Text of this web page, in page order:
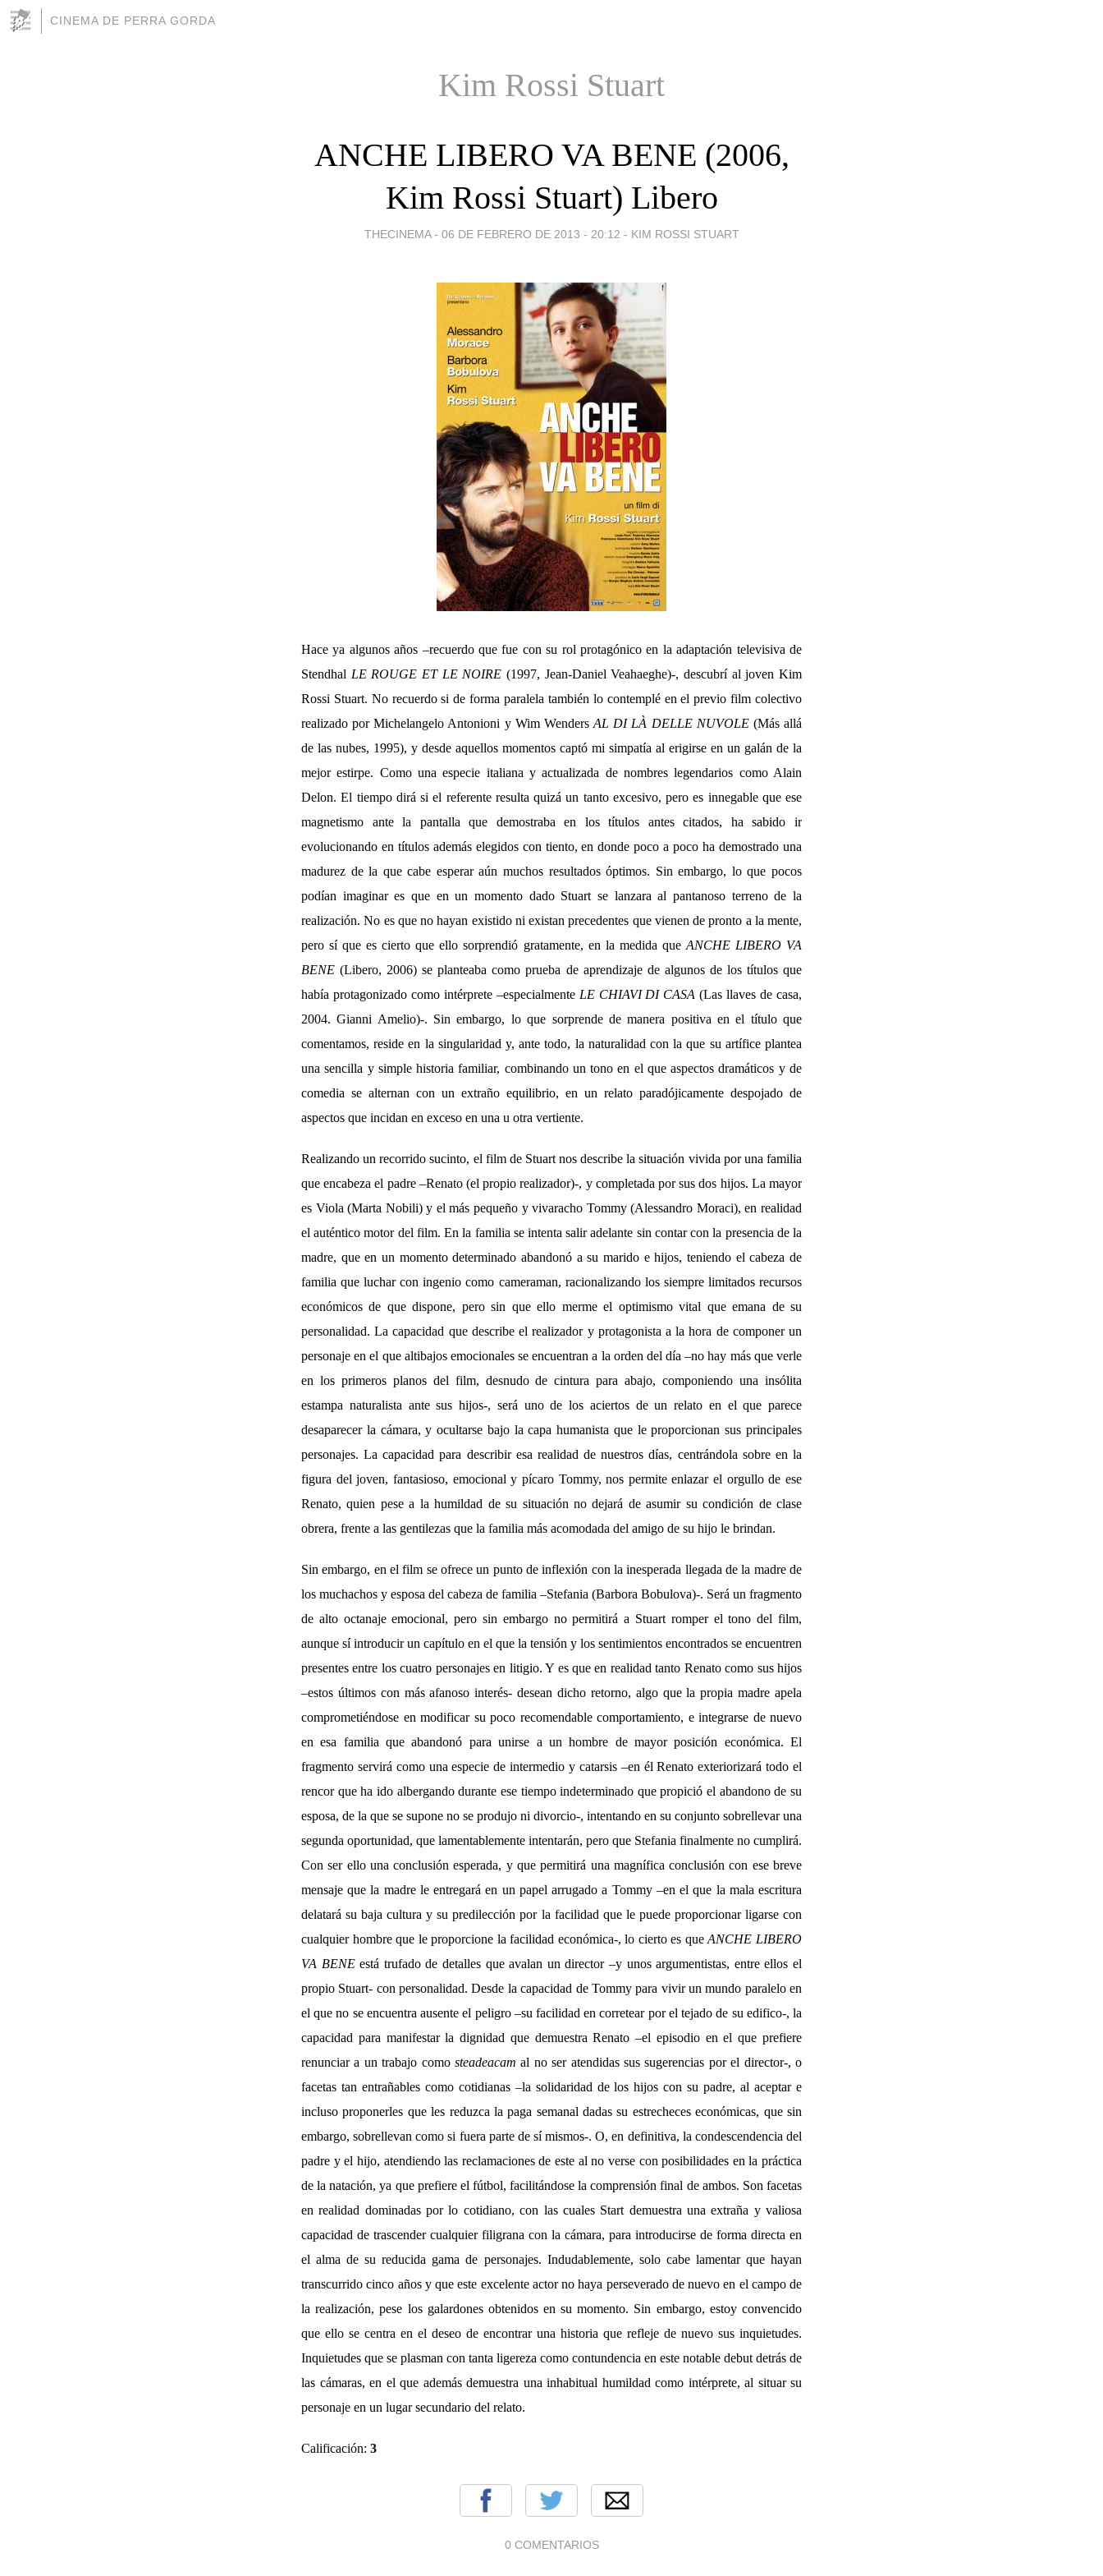
CINEMA DE PERRA GORDA
Kim Rossi Stuart
ANCHE LIBERO VA BENE (2006,
Kim Rossi Stuart) Libero
THECINEMA - 06 DE FEBRERO DE 2013 - 20:12 - KIM ROSSI STUART
Hace ya algunos años –recuerdo que fue con su rol protagónico en la adaptación televisiva de
Stendhal LE ROUGE ET LE NOIRE (1997, Jean-Daniel Veahaeghe)-, descubrí al joven Kim
Rossi Stuart. No recuerdo si de forma paralela también lo contemplé en el previo film colectivo
realizado por Michelangelo Antonioni y Wim WendersAL DI LÀ DELLE NUVOLE(Más allá
de las nubes, 1995), y desde aquellos momentos captó mi simpatía al erigirse en un galán de la
mejor estirpe. Como una especie italiana y actualizada de nombres legendarios como Alain
Delon. El tiempo dirá si el referente resulta quizá un tanto excesivo, pero es innegable que ese
magnetismo ante la pantalla que demostraba en los títulos antes citados, ha sabido ir
evolucionando en títulos además elegidos con tiento, en donde poco a poco ha demostrado una
madurez de la que cabe esperar aún muchos resultados óptimos. Sin embargo, lo que pocos
podían imaginar es que en un momento dado Stuart se lanzara al pantanoso terreno de la
realización. No es que no hayan existido ni existan precedentes que vienen de pronto a la mente,
pero sí que es cierto que ello sorprendió gratamente, en la medida que ANCHE LIBERO VA
BENE (Libero, 2006) se planteaba como prueba de aprendizaje de algunos de los títulos que
había protagonizado como intérprete –especialmente LE CHIAVI DI CASA (Las llaves de casa,
2004. Gianni Amelio)-. Sin embargo, lo que sorprende de manera positiva en el título que
comentamos, reside en la singularidad y, ante todo, la naturalidad con la que su artífice plantea
una sencilla y simple historia familiar, combinando un tono en el que aspectos dramáticos y de
comedia se alternan con un extraño equilibrio, en un relato paradójicamente despojado de
aspectos que incidan en exceso en una u otra vertiente.
Realizando un recorrido sucinto, el film de Stuart nos describe la situación vivida por una familia
que encabeza el padre –Renato (el propio realizador)-, y completada por sus dos hijos. La mayor
es Viola (Marta Nobili) y el más pequeño y vivaracho Tommy (Alessandro Moraci), en realidad
el auténtico motor del film. En la familia se intenta salir adelante sin contar con la presencia de la
madre, que en un momento determinado abandonó a su marido e hijos, teniendo el cabeza de
familia que luchar con ingenio como cameraman, racionalizando los siempre limitados recursos
económicos de que dispone, pero sin que ello merme el optimismo vital que emana de su
personalidad. La capacidad que describe el realizador y protagonista a la hora de componer un
personaje en el que altibajos emocionales se encuentran a la orden del día –no hay más que verle
en los primeros planos del film, desnudo de cintura para abajo, componiendo una insólita
estampa naturalista ante sus hijos-, será uno de los aciertos de un relato en el que parece
desaparecer la cámara, y ocultarse bajo la capa humanista que le proporcionan sus principales
personajes. La capacidad para describir esa realidad de nuestros días, centrándola sobre en la
figura del joven, fantasioso, emocional y pícaro Tommy, nos permite enlazar el orgullo de ese
Renato, quien pese a la humildad de su situación no dejará de asumir su condición de clase
obrera, frente a las gentilezas que la familia más acomodada del amigo de su hijo le brindan.
Sin embargo, en el film se ofrece un punto de inflexión con la inesperada llegada de la madre de
los muchachos y esposa del cabeza de familia –Stefania (Barbora Bobulova)-. Será un fragmento
de alto octanaje emocional, pero sin embargo no permitirá a Stuart romper el tono del film,
aunque sí introducir un capítulo en el que la tensión y los sentimientos encontrados se encuentren
presentes entre los cuatro personajes en litigio. Y es que en realidad tanto Renato como sus hijos
–estos últimos con más afanoso interés- desean dicho retorno, algo que la propia madre apela
comprometiéndose en modificar su poco recomendable comportamiento, e integrarse de nuevo
en esa familia que abandonó para unirse a un hombre de mayor posición económica. El
fragmento servirá como una especie de intermedio y catarsis –en él Renato exteriorizará todo el
rencor que ha ido albergando durante ese tiempo indeterminado que propició el abandono de su
esposa, de la que se supone no se produjo ni divorcio-, intentando en su conjunto sobrellevar una
segunda oportunidad, que lamentablemente intentarán, pero que Stefania finalmente no cumplirá.
Con ser ello una conclusión esperada, y que permitirá una magnífica conclusión con ese breve
mensaje que la madre le entregará en un papel arrugado a Tommy –en el que la mala escritura
delatará su baja cultura y su predilección por la facilidad que le puede proporcionar ligarse con
cualquier hombre que le proporcione la facilidad económica-, lo cierto es queANCHE LIBERO
VA BENEestá trufado de detalles que avalan un director –y unos argumentistas, entre ellos el
propio Stuart- con personalidad. Desde la capacidad de Tommy para vivir un mundo paralelo en
el que no se encuentra ausente el peligro –su facilidad en corretear por el tejado de su edifico-, la
capacidad para manifestar la dignidad que demuestra Renato –el episodio en el que prefiere
renunciar a un trabajo como steadeacam al no ser atendidas sus sugerencias por el director-, o
facetas tan entrañables como cotidianas –la solidaridad de los hijos con su padre, al aceptar e
incluso proponerles que les reduzca la paga semanal dadas su estrecheces económicas, que sin
embargo, sobrellevan como si fuera parte de sí mismos-. O, en definitiva, la condescendencia del
padre y el hijo, atendiendo las reclamaciones de este al no verse con posibilidades en la práctica
de la natación, ya que prefiere el fútbol, facilitándose la comprensión final de ambos. Son facetas
en realidad dominadas por lo cotidiano, con las cuales Start demuestra una extraña y valiosa
capacidad de trascender cualquier filigrana con la cámara, para introducirse de forma directa en
el alma de su reducida gama de personajes. Indudablemente, solo cabe lamentar que hayan
transcurrido cinco años y que este excelente actor no haya perseverado de nuevo en el campo de
la realización, pese los galardones obtenidos en su momento. Sin embargo, estoy convencido
que ello se centra en el deseo de encontrar una historia que refleje de nuevo sus inquietudes.
Inquietudes que se plasman con tanta ligereza como contundencia en este notable debut detrás de
las cámaras, en el que además demuestra una inhabitual humildad como intérprete, al situar su
personaje en un lugar secundario del relato.
Calificación: 3
0 COMENTARIOS